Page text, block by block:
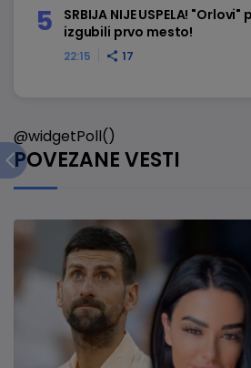
22:15 17
SRBIJA NIJE USPELA!
izgubili prvo mesto!
@widgetPoll()
POVEZANE VESTI